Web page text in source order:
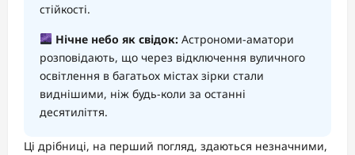
стійкості.
Нічне небо як свідок:Астрономи-аматори
розповідають, що через відключення вуличного
освітлення в багатьох містах зірки стали
виднішими, ніж будь-коли за останні
десятиліття.
Ці дрібниці, на перший погляд, здаються незначними,